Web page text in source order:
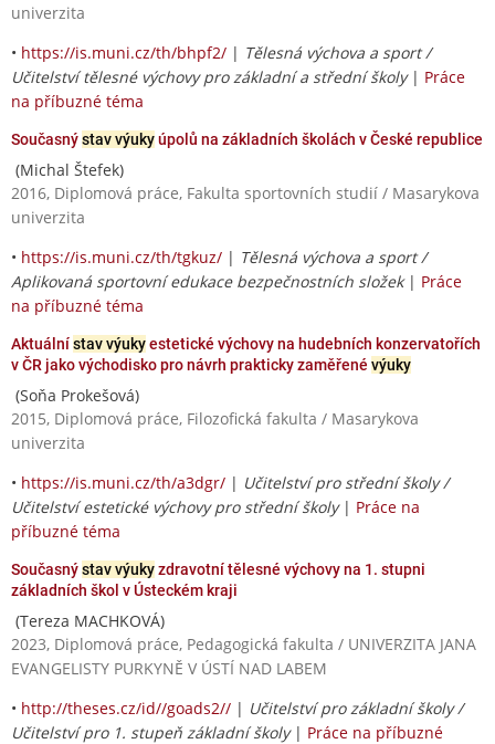
univerzita
• https://is.muni.cz/th/bhpf2/ | Tělesná výchova a sport /
Učitelství tělesné výchovy pro základní a střední školy| Práce
na příbuzné téma
Současnýstav výukyúpolů na základních školách v České republice
(Michal Štefek)
2016, Diplomová práce, Fakulta sportovních studií / Masarykova
univerzita
• https://is.muni.cz/th/tgkuz/ | Tělesná výchova a sport /
Aplikovaná sportovní edukace bezpečnostních složek| Práce
na příbuzné téma
Aktuálnístav výukyestetické výchovy na hudebních konzervatořích
v ČR jako východisko pro návrh prakticky zaměřené výuky
(Soňa Prokešová)
2015, Diplomová práce, Filozofická fakulta / Masarykova
univerzita
• https://is.muni.cz/th/a3dgr/ | Učitelství pro střední školy /
Učitelství estetické výchovy pro střední školy| Práce na
příbuzné téma
Současnýstav výukyzdravotní tělesné výchovy na 1. stupni
základních škol v Ústeckém kraji
(Tereza MACHKOVÁ)
2023, Diplomová práce, Pedagogická fakulta / UNIVERZITA JANA
EVANGELISTY PURKYNĚ V ÚSTÍ NAD LABEM
• http://theses.cz/id//goads2// | Učitelství pro základní školy /
Učitelství pro 1. stupeň základní školy| Práce na příbuzné